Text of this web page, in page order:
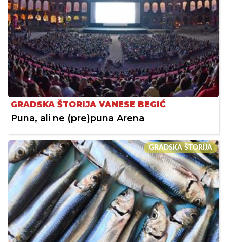
GRADSKA ŠTORIJA VANESE BEGIĆ
Puna, ali ne (pre)puna Arena
GRADSKA ŠTORIJA